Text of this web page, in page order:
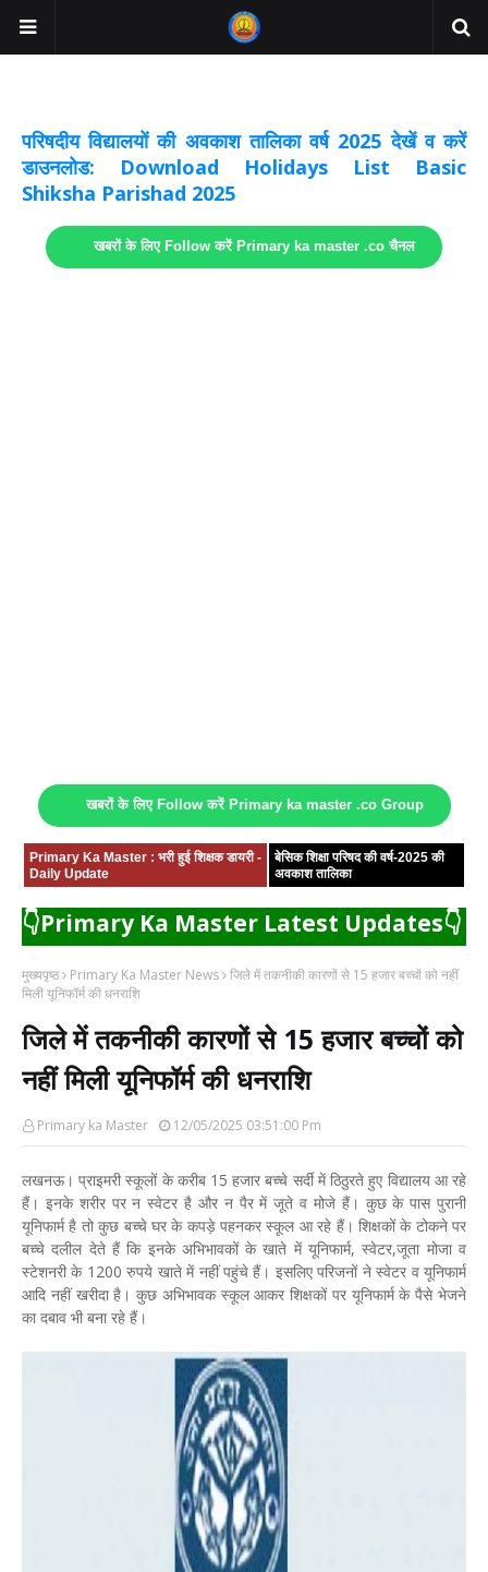
परिषदीय विद्यालयों की अवकाश तालिका वर्ष 2025 देखें व करें
डाउनलोड: Download Holidays List Basic
Shiksha Parishad 2025
खबरों के लिए Follow करें Primary ka master .co चैनल
खबरों के लिए Follow करें Primary ka master .co Group
Primary Ka Master : भरी हुई शिक्षक डायरी -
Daily Update
बेसिक शिक्षा परिषद की वर्ष-2025 की
अवकाश तालिका
👇Primary Ka Master Latest Updates👇
मुख्यपृष्ठ Primary Ka Master News जिले में तकनीकी कारणों से 15 हजार बच्चों को नहीं
मिली यूनिफॉर्म की धनराशि
जिले में तकनीकी कारणों से 15 हजार बच्चों को
नहीं मिली यूनिफॉर्म की धनराशि
Primary ka Master 12/05/2025 03:51:00 Pm
लखनऊ। प्राइमरी स्कूलों के करीब 15 हजार बच्चे सर्दी में ठिठुरते हुए विद्यालय आ रहे
हैं। इनके शरीर पर न स्वेटर है और न पैर में जूते व मोजे हैं। कुछ के पास पुरानी
यूनिफार्म है तो कुछ बच्चे घर के कपड़े पहनकर स्कूल आ रहे हैं। शिक्षकों के टोकने पर
बच्चे दलील देते हैं कि इनके अभिभावकों के खाते में यूनिफार्म, स्वेटर,जूता मोजा व
स्टेशनरी के 1200 रुपये खाते में नहीं पहुंचे हैं। इसलिए परिजनों ने स्वेटर व यूनिफार्म
आदि नहीं खरीदा है। कुछ अभिभावक स्कूल आकर शिक्षकों पर यूनिफार्म के पैसे भेजने
का दबाव भी बना रहे हैं।